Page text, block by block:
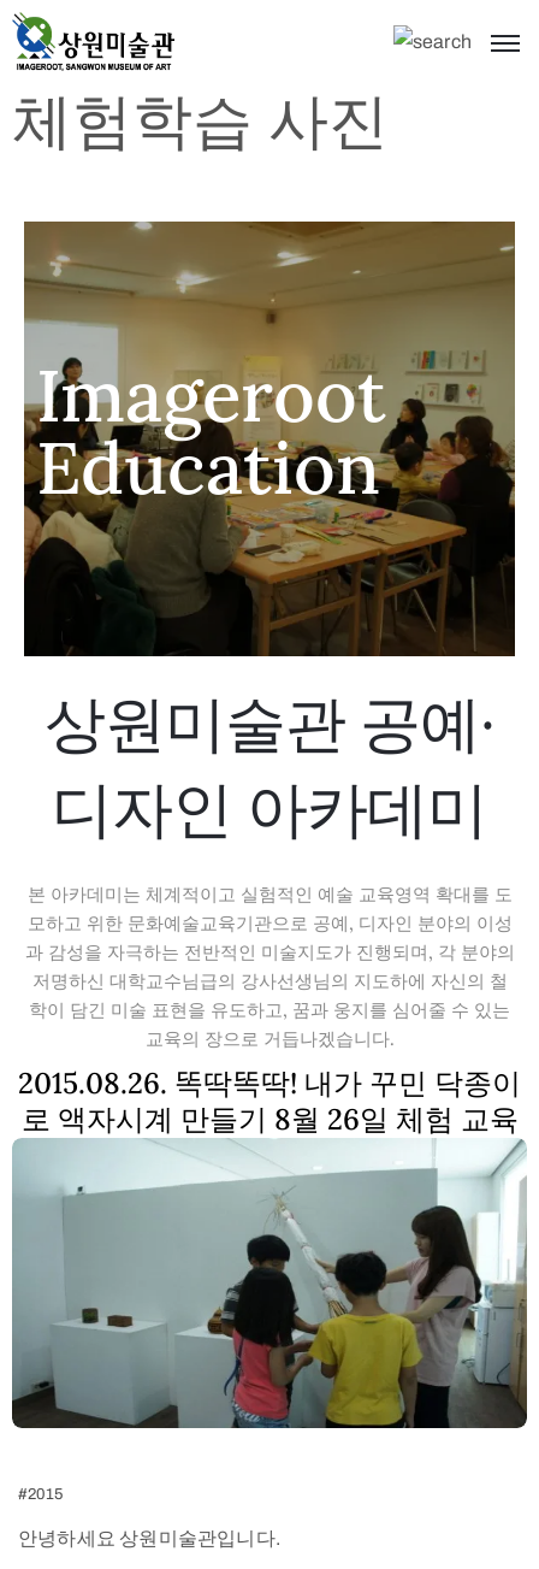
체험학습 사진
Imageroot
Education
상원미술관 공예·
디자인 아카데미
본 아카데미는 체계적이고 실험적인 예술 교육영역 확대를 도
모하고 위한 문화예술교육기관으로 공예, 디자인 분야의 이성
과 감성을 자극하는 전반적인 미술지도가 진행되며, 각 분야의
저명하신 대학교수님급의 강사선생님의 지도하에 자신의 철
학이 담긴 미술 표현을 유도하고, 꿈과 웅지를 심어줄 수 있는
교육의 장으로 거듭나겠습니다.
2015.08.26. 똑딱똑딱! 내가 꾸민 닥종이
로 액자시계 만들기 8월 26일 체험 교육
#2015
안녕하세요 상원미술관입니다.